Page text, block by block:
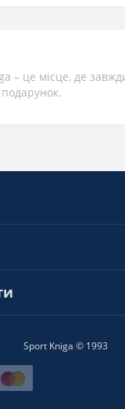
– це місце, де
Sport Kniga © 1993